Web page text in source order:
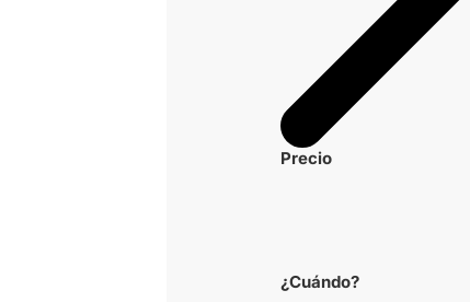
Precio
¿Cuándo?